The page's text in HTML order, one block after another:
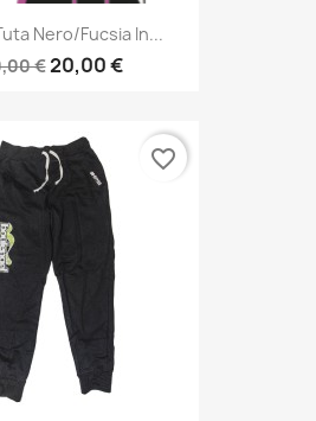
Nero/fucsia In...
€20,00 €
favorite_border